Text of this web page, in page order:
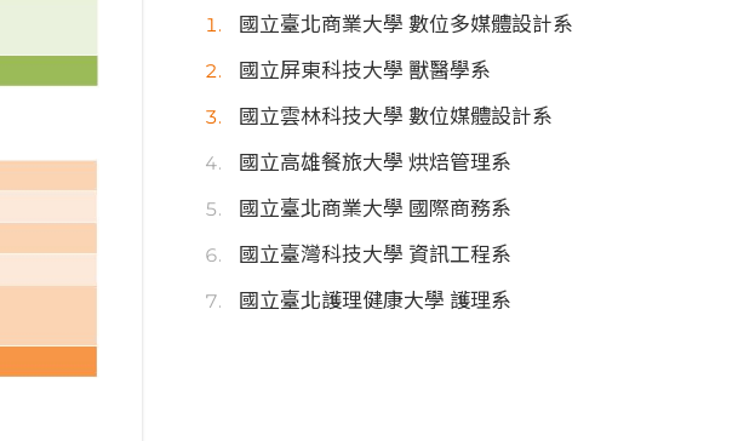
國立臺北商業大學 數位多媒體設計系
國立屏東科技大學 獸醫學系
國立雲林科技大學 數位媒體設計系
國立高雄餐旅大學 烘焙管理系
國立臺北商業大學 國際商務系
國立臺灣科技大學 資訊工程系
國立臺北護理健康大學 護理系